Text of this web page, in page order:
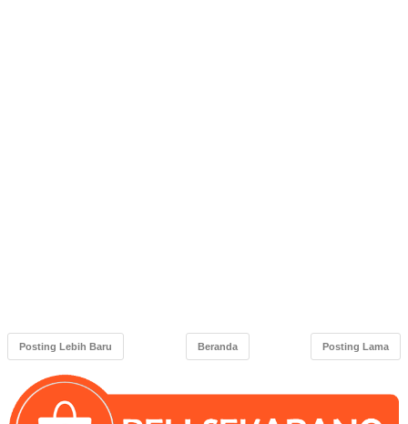
Posting Lebih Baru Posting Lama
Beranda